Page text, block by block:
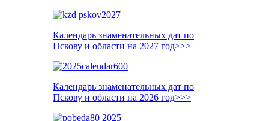
Календарь знаменательных дат по
Пскову и области на 2027 год>>>
Календарь знаменательных дат по
Пскову и области на 2026 год>>>